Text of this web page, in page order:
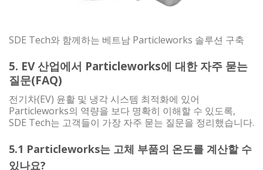
SDE Tech와 함께하는 베트남 Particleworks 솔루션 구축
5. EV 산업에서 Particleworks에 대한 자주 묻는
질문(FAQ)
전기차(EV) 윤활 및 냉각 시스템 최적화에 있어
Particleworks의 역량을 보다 명확히 이해할 수 있도록,
SDE Tech는 고객들이 가장 자주 묻는 질문을 정리했습니다.
5.1 Particleworks는 고체 부품의 온도를 계산할 수
있나요?